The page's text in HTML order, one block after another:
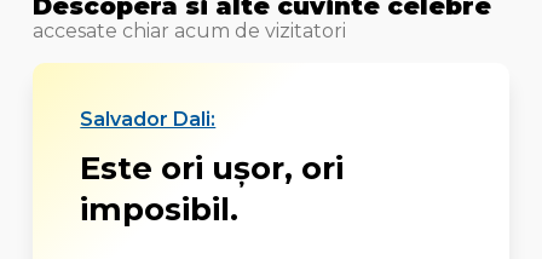
accesate chiar acum de vizitatori
Salvador Dali:
Este ori uşor, ori
imposibil.